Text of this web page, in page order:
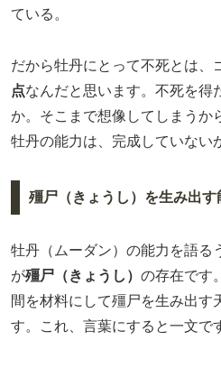
ている。
だから牡丹にとって不死とは、
点なんだと思います。不死を得
か。そこまで想像してしまうか
牡丹の能力は、完成していない
殭尸（きょうし）を生み出
牡丹（ムーダン）の能力を語る
が殭尸（きょうし） の存在です
間を材料にして殭尸を生み出す
す。これ、言葉にすると一文で